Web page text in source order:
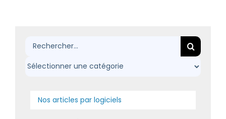
Rechercher:
Nos articles par logiciels